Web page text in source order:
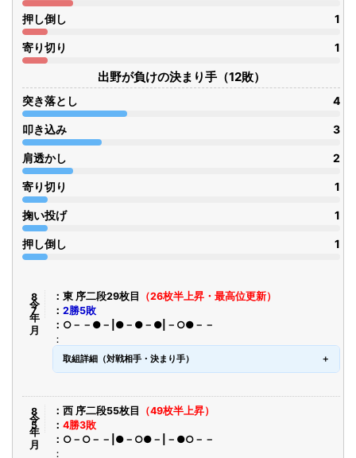
押し倒し 1
寄り切り 1
出野が負けの決まり手（12敗）
突き落とし 4
叩き込み 3
肩透かし 2
寄り切り 1
掬い投げ 1
押し倒し 1
令8年7月 東 序二段29枚目
（26枚半上昇・最高位更新）
2勝5敗
○－－●－|●－●－●|－○●－－
取組詳細（対戦相手・決まり手）
令8年5月 西 序二段55枚目
（49枚半上昇）
4勝3敗
○－○－－|●－○●－|－●○－－